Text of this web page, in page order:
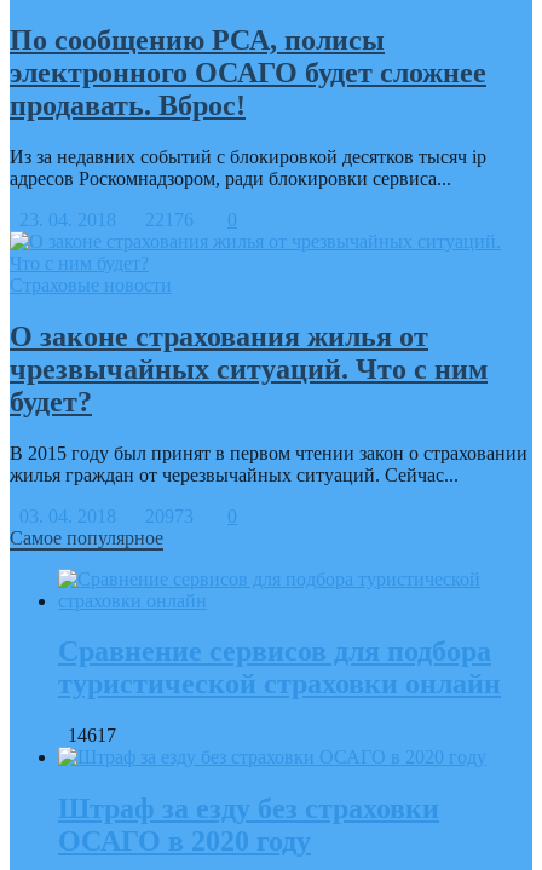
По сообщению РСА, полисы
электронного ОСАГО будет сложнее
продавать. Вброс!
Из за недавних событий с блокировкой десятков тысяч ip
адресов Роскомнадзором, ради блокировки сервиса...
23. 04. 2018
22176 0
Страховые новости
О законе страхования жилья от
чрезвычайных ситуаций. Что с ним
будет?
В 2015 году был принят в первом чтении закон о страховании
жилья граждан от черезвычайных ситуаций. Сейчас...
03. 04. 2018
20973
0
Самое популярное
Сравнение сервисов для подбора
туристической страховки онлайн
14617
Штраф за езду без страховки
ОСАГО в 2020 году